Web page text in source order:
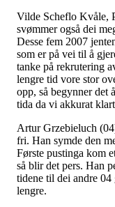
Vilde Scheflo Kvåle,
svømmer også dei
Desse fem 2007
som er på vei til å
tanke på rekrutering
lengre tid vore stor
opp, så begynner det
tida da vi akkurat
Artur Grzebieluch
fri. Han symde den
Første pustinga kom
så blir det pers. Han
tidene til dei andre
lengre.